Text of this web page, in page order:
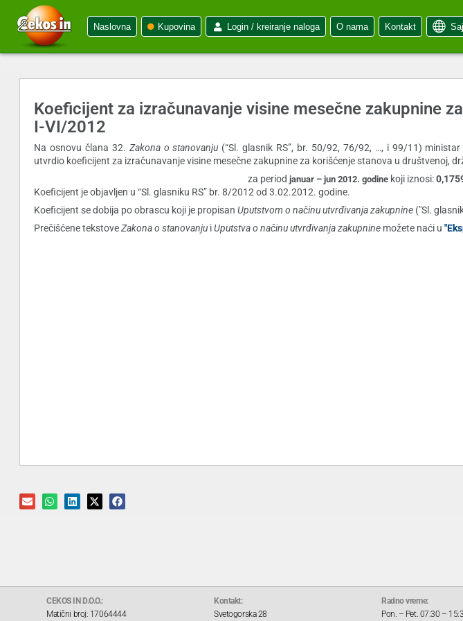
Naslovna Kupovina Login / kreiranje naloga O nama Kontakt
Koeficijent za izračunavanje visine mesečne zakupnine
I-VI/2012
Na osnovu člana 32. Zakona o stanovanju (“Sl. glasnik RS”, br. 50/92, 76/92, …, i 99/11)
utvrdio koeficijent za izračunavanje visine mesečne zakupnine za korišćenje stanova u društvenoj,
za period januar – jun 2012. godine koji iznosi:
Koeficijent je objavljen u “Sl. glasniku RS” br. 8/2012 od 3.02.2012. godine.
Koeficijent se dobija po obrascu koji je propisan Uputstvom o načinu utvrđivanja zakupnine ("Sl.
Prečišćene tekstoveZakona o stanovanju iUputstva o načinu utvrđivanja zakupnine možete naći u
CEKOS IN D.O.O.:
Matični broj: 17064444
Kontakt:
Svetogorska 28
Radno vreme:
Pon. – Pet. 07:30 –